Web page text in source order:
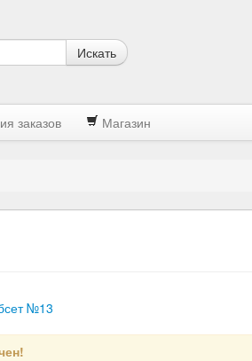
Искать
заказов Магазин
№13